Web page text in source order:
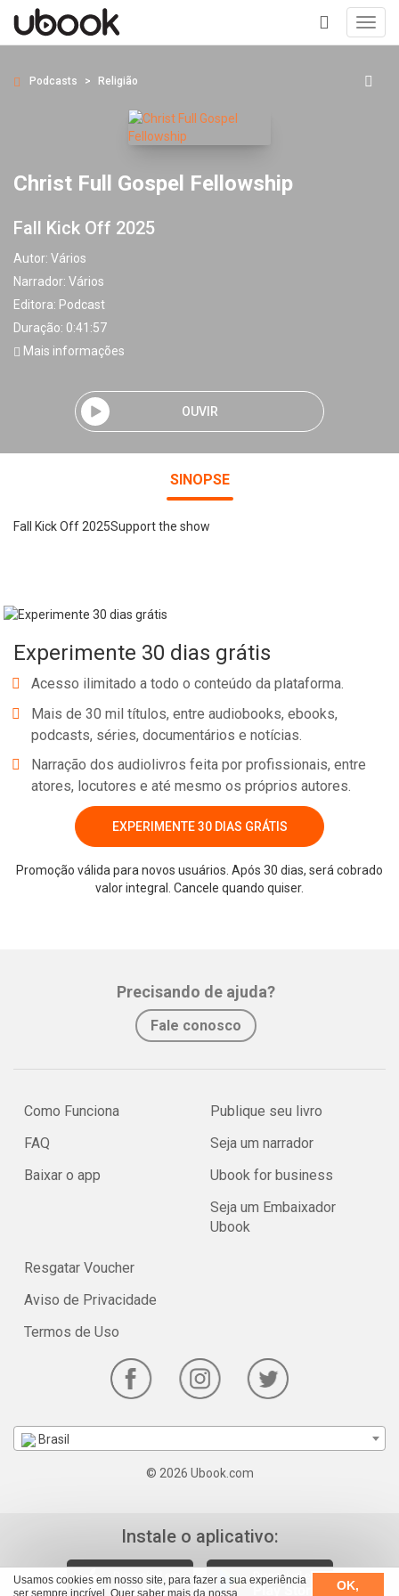
Usamos cookies em nosso site, para fazer a sua experiência
ser sempre incrível. Quer saber mais da nossa
OK,
+
Podcasts Religião
Christ Full Gospel Fellowship
Fall Kick Off 2025
Autor: Vários
Narrador: Vários
Editora: Podcast
Duração: 0:41:57
Mais informações
OUVIR
SINOPSE
Fall Kick Off 2025Support the show
Experimente 30 dias grátis
Acesso ilimitado a todo o conteúdo da plataforma.
Mais de 30 mil títulos, entre audiobooks, ebooks,
podcasts, séries, documentários e notícias.
Narração dos audiolivros feita por profissionais, entre
atores, locutores e até mesmo os próprios autores.
EXPERIMENTE 30 DIAS GRÁTIS
Promoção válida para novos usuários. Após 30 dias, será cobrado
valor integral. Cancele quando quiser.
Precisando de ajuda?
Fale conosco
Como Funciona
FAQ
Baixar o app
Publique seu livro
Seja um narrador
Ubook for business
Seja um Embaixador
Ubook
Resgatar Voucher
Aviso de Privacidade
Termos de Uso
Brasil
© 2026 Ubook.com
Instale o aplicativo: